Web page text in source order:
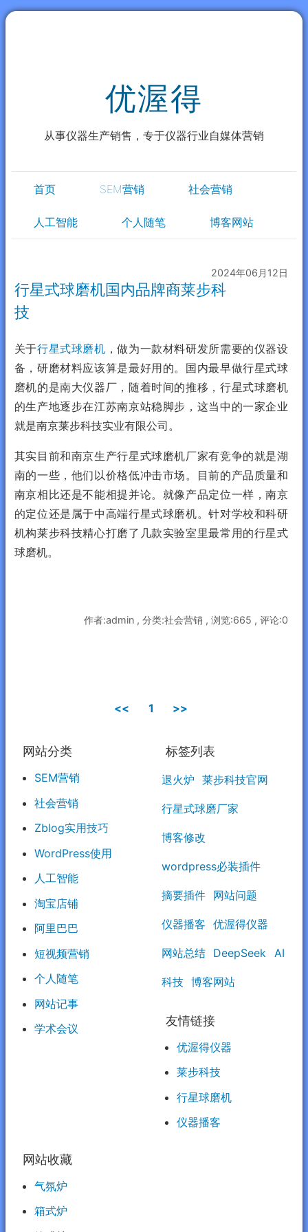
优渥得
从事仪器生产销售，专于仪器行业自媒体营销
首页 SEM营销 社会营销
人工智能 个人随笔 博客网站
2024年06月12日
行星式球磨机国内品牌商莱步科
技
关于行星式球磨机 ，做为一款材料研发所需要的仪器设
备，研磨材料应该算是最好用的。国内最早做行星式球
磨机的是南大仪器厂，随着时间的推移，行星式球磨机
的生产地逐步在江苏南京站稳脚步，这当中的一家企业
就是南京莱步科技实业有限公司。
其实目前和南京生产行星式球磨机厂家有竞争的就是湖
南的一些，他们以价格低冲击市场。目前的产品质量和
南京相比还是不能相提并论。就像产品定位一样，南京
的定位还是属于中高端行星式球磨机。针对学校和科研
机构莱步科技精心打磨了几款实验室里最常用的行星式
球磨机。
作者:admin , 分类:社会营销 , 浏览:665 , 评论:0
<< 1 >>
网站分类
SEM营销
社会营销
Zblog实用技巧
WordPress使用
人工智能
淘宝店铺
阿里巴巴
短视频营销
个人随笔
网站记事
学术会议
标签列表
退火炉 莱步科技官网
行星式球磨厂家
博客修改
wordpress必装插件
摘要插件 网站问题
仪器播客 优渥得仪器
网站总结 DeepSeek AI
科技 博客网站
友情链接
优渥得仪器
莱步科技
行星球磨机
仪器播客
网站收藏
气氛炉
箱式炉